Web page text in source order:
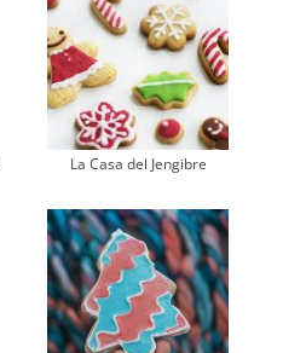
La Casa del Jengibre